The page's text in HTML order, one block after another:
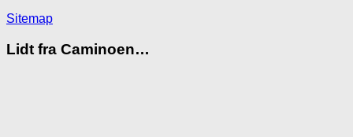
Sitemap
Lidt fra Caminoen…